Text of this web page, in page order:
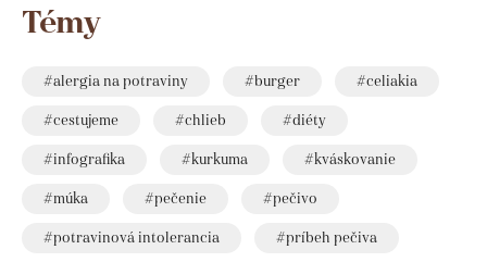
Témy
alergia na potraviny burger celiakia
cestujeme chlieb diéty
infografika kurkuma kváskovanie
múka pečenie pečivo
potravinová intolerancia príbeh pečiva